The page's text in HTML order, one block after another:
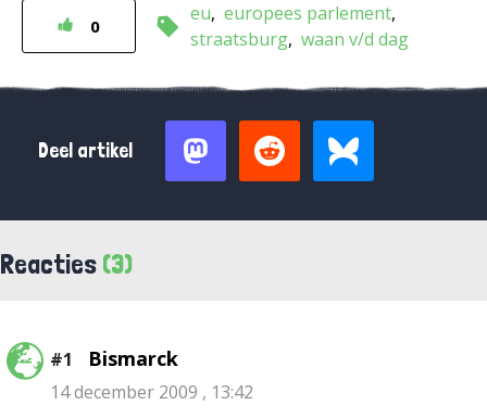
0
eu europees parlement
straatsburg waan v/d dag
Deel artikel
Reacties (3)
#1 Bismarck
14 december 2009 , 13:42